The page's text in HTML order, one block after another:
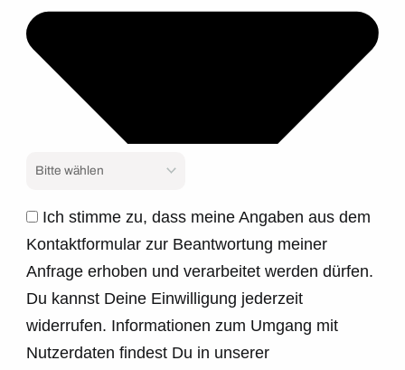
Ich stimme zu, dass meine Angaben aus dem
Kontaktformular zur Beantwortung meiner
Anfrage erhoben und verarbeitet werden dürfen.
Du kannst Deine Einwilligung jederzeit
widerrufen. Informationen zum Umgang mit
Nutzerdaten findest Du in unserer